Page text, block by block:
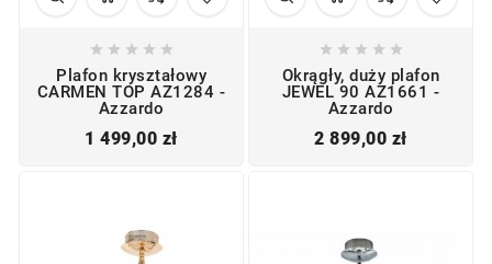
    
Plafon kryształowy
CARMEN TOP AZ1284 -
Azzardo
1 499,00 złCena
    
Okrągły, duży plafon
JEWEL 90 AZ1661 -
Azzardo
2 899,00 złCena